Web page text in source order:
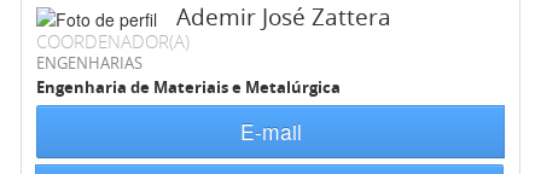
Ademir José Zattera
COORDENADOR(A)
ENGENHARIAS
Engenharia de Materiais e Metalúrgica
E-mail